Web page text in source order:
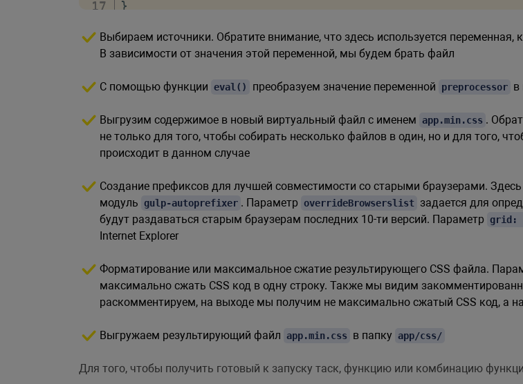
}
Выбираем источники. Обратите внимание, что здесь используется
В зависимости от значения этой переменной, мы будем брать файл
С помощью функции eval() преобразуем значение переменной preprocessor в
Выгрузим содержимое в новый виртуальный файл с именем app.min.css .
не только для того, чтобы собирать несколько файлов в один, но и для того,
происходит в данном случае
Создание префиксов для лучшей совместимости со старыми браузерами.
модуль gulp-autoprefixer . Параметр overrideBrowserslist задается для
будут раздаваться старым браузерам последних 10-ти версий. Параметр grid:
Internet Explorer
Форматирование или максимальное сжатие результирующего CSS файла.
максимально сжать CSS код в одну строку. Также мы видим
раскомментируем, на выходе мы получим не максимально сжатый CSS код, а
Выгружаем результирующий файл app.min.css в папку app/css/
Для того, чтобы получить готовый к запуску таск, функцию или комбинацию